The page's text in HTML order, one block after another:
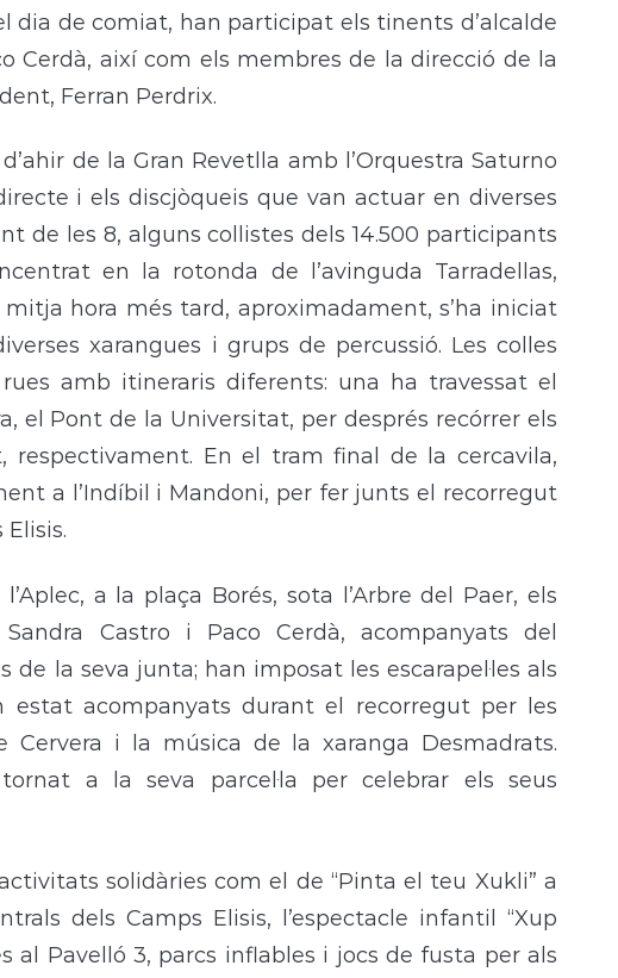
dia de comiat, han participat els tinents d’alcalde
Cerdà, així com els membres de la direcció de la
Ferran Perdrix.
de la Gran Revetlla amb l’Orquestra Saturno
i els discjòqueis que van actuar en diverses
de les 8, alguns collistes dels 14.500 participants
en la rotonda de l’avinguda Tarradellas,
hora més tard, aproximadament, s’ha iniciat
xarangues i grups de percussió. Les colles
amb itineraris diferents: una ha travessat el
el Pont de la Universitat, per després recórrer els
respectivament. En el tram final de la cercavila,
a l’Indíbil i Mandoni, per fer junts el recorregut
a la plaça Borés, sota l’Arbre del Paer, els
Castro i Paco Cerdà, acompanyats del
la seva junta; han imposat les escarapel·les als
estat acompanyats durant el recorregut per les
Cervera i la música de la xaranga Desmadrats.
a la seva parcel·la per celebrar els seus
solidàries com el de “Pinta el teu Xukli” a
dels Camps Elisis, l’espectacle infantil “Xup
al Pavelló 3, parcs inflables i jocs de fusta per als